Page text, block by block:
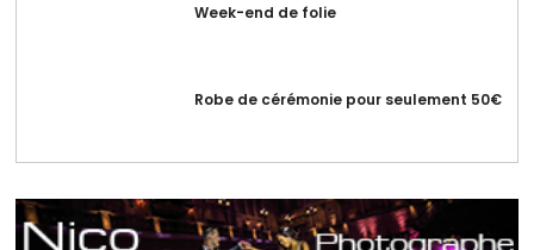
Week-end de folie
Robe de cérémonie pour seulement 50€